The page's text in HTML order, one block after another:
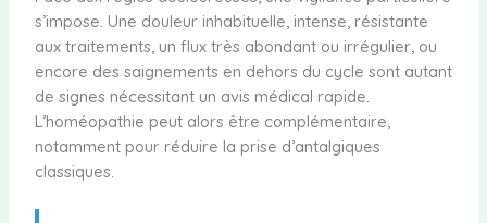
s’impose. Une douleur inhabituelle, intense, résistante
aux traitements, un flux très abondant ou irrégulier, ou
encore des saignements en dehors du cycle sont autant
de signes nécessitant un avis médical rapide.
L’homéopathie peut alors être complémentaire,
notamment pour réduire la prise d’antalgiques
classiques.